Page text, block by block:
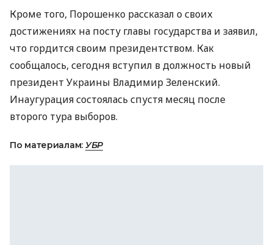
Кроме того, Порошенко рассказал о своих
достижениях на посту главы государства и заявил,
что гордится своим президентством. Как
сообщалось, сегодня вступил в должность новый
президент Украины Владимир Зеленский.
Инаугурация состоялась спустя месяц после
второго тура выборов.
По материалам: УБР